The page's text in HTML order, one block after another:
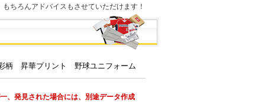
ちろんアドバイスもさせていただけます！
、発見された場合には、別途データ作成